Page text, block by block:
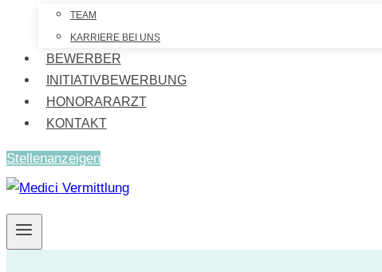
TEAM
KARRIERE BEI UNS
BEWERBER
INITIATIVBEWERBUNG
HONORARARZT
KONTAKT
Stellenanzeigen